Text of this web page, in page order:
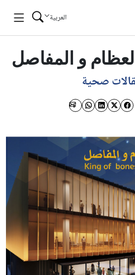
العربية
و المفاصل
صحية